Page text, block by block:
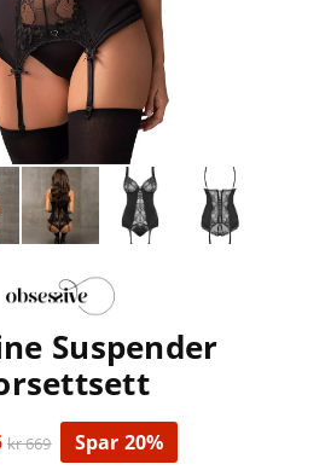
Suspender
kr 669 Spar 20%